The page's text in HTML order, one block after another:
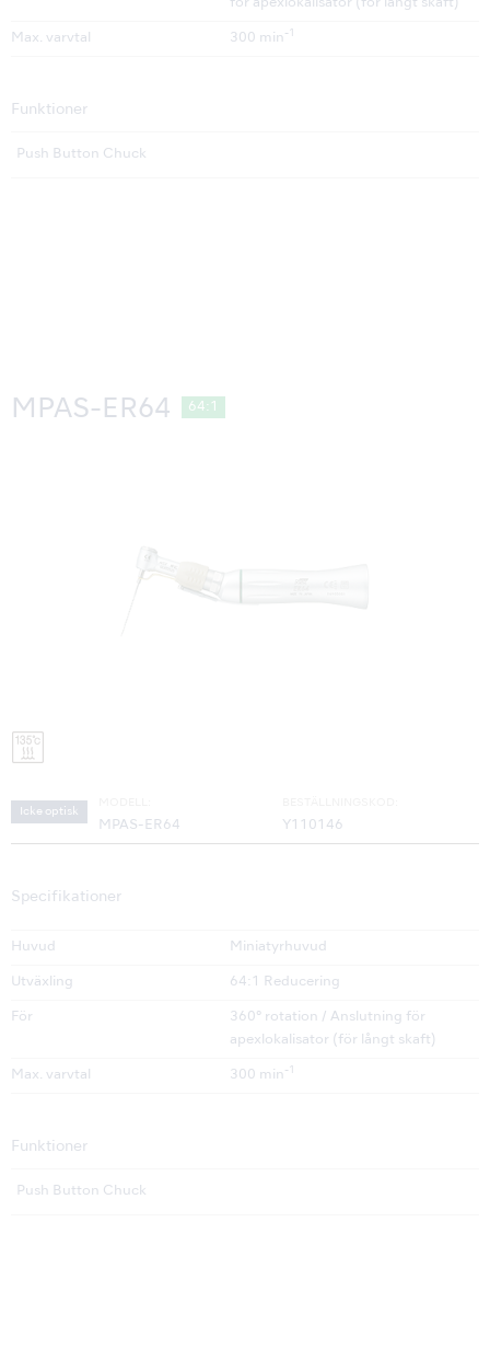
för apexlokalisator (för långt skaft)
Max. varvtal 300 min -1
Funktioner
Push Button Chuck
MPAS-ER64 64:1
Icke optisk
MPAS-ER64 Y110146
Specifikationer
Huvud Miniatyrhuvud
Utväxling 64:1 Reducering
För
360° rotation / Anslutning för
apexlokalisator (för långt skaft)
Max. varvtal 300 min -1
Funktioner
Push Button Chuck